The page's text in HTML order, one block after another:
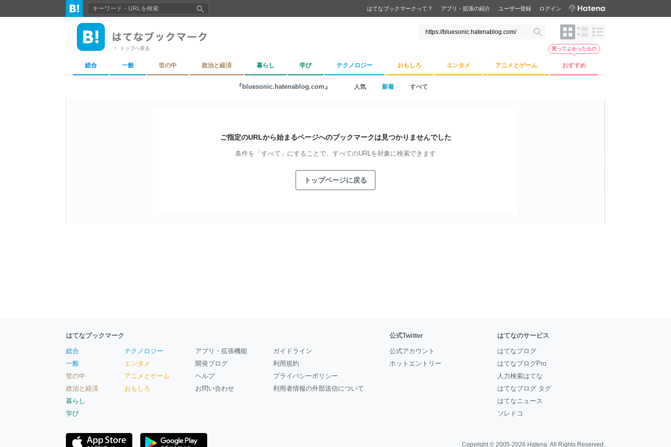
はてなブックマークって？ アプリ・拡張の紹介 ユーザー登録 ログイン
トップへ戻る
総合 一般 世の中 政治と経済 暮らし 学び テクノロジー おもしろ エンタメ アニメとゲーム おすすめ
買ってよかったもの
『bluesonic.hatenablog.com』 人気 新着 すべて
ご指定のURLから始まるページへのブックマークは見つかりませんでした
条件を「すべて」にすることで、 すべてのURLを対象に検索できます
トップページに戻る
はてなブックマーク
総合
一般
世の中
政治と経済
暮らし
学び
テクノロジー
エンタメ
アニメとゲーム
おもしろ
アプリ・拡張機能
開発ブログ
ヘルプ
お問い合わせ
ガイドライン
利用規約
プライバシーポリシー
利用者情報の外部送信について
公式Twitter
公式アカウント
ホットエントリー
はてなのサービス
はてなブログ
はてなブログPro
人力検索はてな
はてなブログ タグ
はてなニュース
ソレドコ
Copyright © 2005-2026 Hatena. All Rights Reserved.